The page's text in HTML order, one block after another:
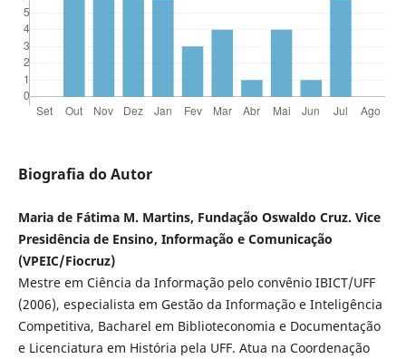
Biografia do Autor
Maria de Fátima M. Martins, Fundação Oswaldo Cruz. Vice
Presidência de Ensino, Informação e Comunicação
(VPEIC/Fiocruz)
Mestre em Ciência da Informação pelo convênio IBICT/UFF
(2006), especialista em Gestão da Informação e Inteligência
Competitiva, Bacharel em Biblioteconomia e Documentação
e Licenciatura em História pela UFF. Atua na Coordenação